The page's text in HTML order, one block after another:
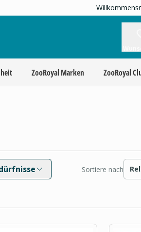
ZooRoyal Marken ZooRoyal
Sortiere nach